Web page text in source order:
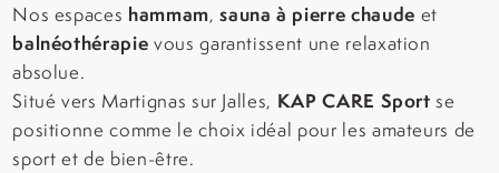
Nos espaces hammam,sauna à pierre chaude et
balnéothérapie vous garantissent une relaxation
absolue.
Situé vers Martignas sur Jalles, KAP CARE Sport se
positionne comme le choix idéal pour les amateurs de
sport et de bien-être.